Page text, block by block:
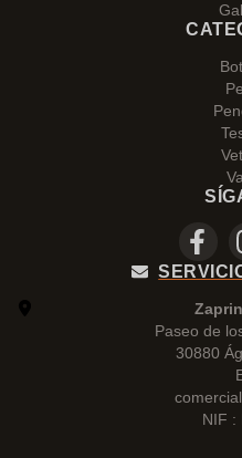
Paseo de
30880
NIF :